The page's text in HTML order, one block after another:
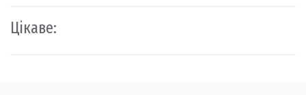
Цікаве: